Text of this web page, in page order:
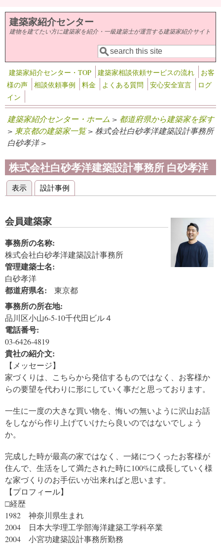
メインコンテンツに移動
建築家紹介センター
建物を建てたい方に建築家を紹介・一級建築士が運営する建築家紹介サイト
検索フォーム
検索
建築家紹介センター・TOP 建築家相談依頼サービスの流れ
お客
様の声
相談依頼事例 料金 よくある質問 安心安全宣言
ログ
イン
建築家紹介センター・ホーム > 都道府県から建築家を探す
> 東京都の建築家一覧> 株式会社白砂孝洋建築設計事務所
白砂孝洋 >
株式会社白砂孝洋建築設計事務所 白砂孝洋
プライマリータブ
表示 (アクティブなタブ)
設計事例
会員建築家
事務所の名称:
株式会社白砂孝洋建築設計事務所
管理建築士名:
白砂孝洋
都道府県名: 東京都
事務所の所在地:
品川区小山6-5-10千代田ビル４
電話番号:
03-6426-4819
貴社の紹介文:
【メッセージ】
家づくりは、こちらから発信するものではなく、お客様か
らの要望を代わりに形にしていく事だと思っております。
一生に一度の大きな買い物を、悔いの無いように沢山お話
をしながら作り上げていけたら良いのではないでしょう
か。
完成した時が最高の家ではなく、一緒につくったお客様が
住んで、生活をして満たされた時に100%に成長していく様
な家づくりのお手伝いが出来ればと思います。
【プロフィール】
□経歴
1982 神奈川県生まれ
2004 日本大学理工学部海洋建築工学科卒業
2004 小宮功建築設計事務所勤務